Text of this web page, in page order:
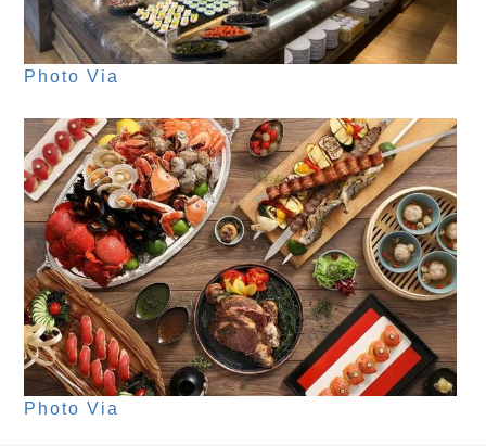
Photo Via
Photo Via